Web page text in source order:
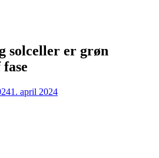
solceller er grøn
1. april 2024